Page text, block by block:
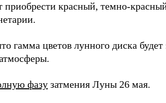
красный, темно-
гамма цветов лунного диска будет
фазу затмения Луны 26 мая.